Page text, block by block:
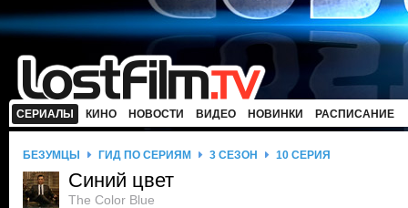
СЕРИАЛЫ КИНО НОВОСТИ ВИДЕО НОВИНКИ РАСПИСАНИЕ
БЕЗУМЦЫ ГИД ПО СЕРИЯМ 3 СЕЗОН 10 СЕРИЯ
Синий цвет
The Color Blue